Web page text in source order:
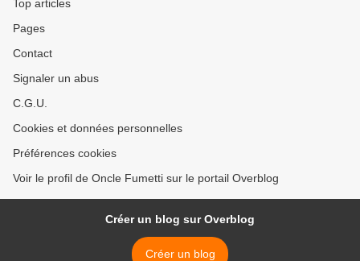
Top articles
Pages
Contact
Signaler un abus
C.G.U.
Cookies et données personnelles
Préférences cookies
Voir le profil de Oncle Fumetti sur le portail Overblog
Créer un blog sur Overblog
Créer un blog